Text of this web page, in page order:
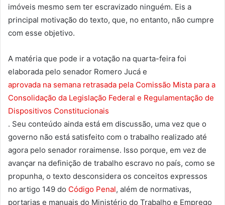
imóveis mesmo sem ter escravizado ninguém. Eis a
principal motivação do texto, que, no entanto, não cumpre
com esse objetivo.
A matéria que pode ir a votação na quarta-feira foi
elaborada pelo senador Romero Jucá e
aprovada na semana retrasada pela Comissão Mista para a
Consolidação da Legislação Federal e Regulamentação de
Dispositivos Constitucionais
. Seu conteúdo ainda está em discussão, uma vez que o
governo não está satisfeito com o trabalho realizado até
agora pelo senador roraimense. Isso porque, em vez de
avançar na definição de trabalho escravo no país, como se
propunha, o texto desconsidera os conceitos expressos
no artigo 149 do Código Penal, além de normativas,
portarias e manuais do Ministério do Trabalho e Emprego